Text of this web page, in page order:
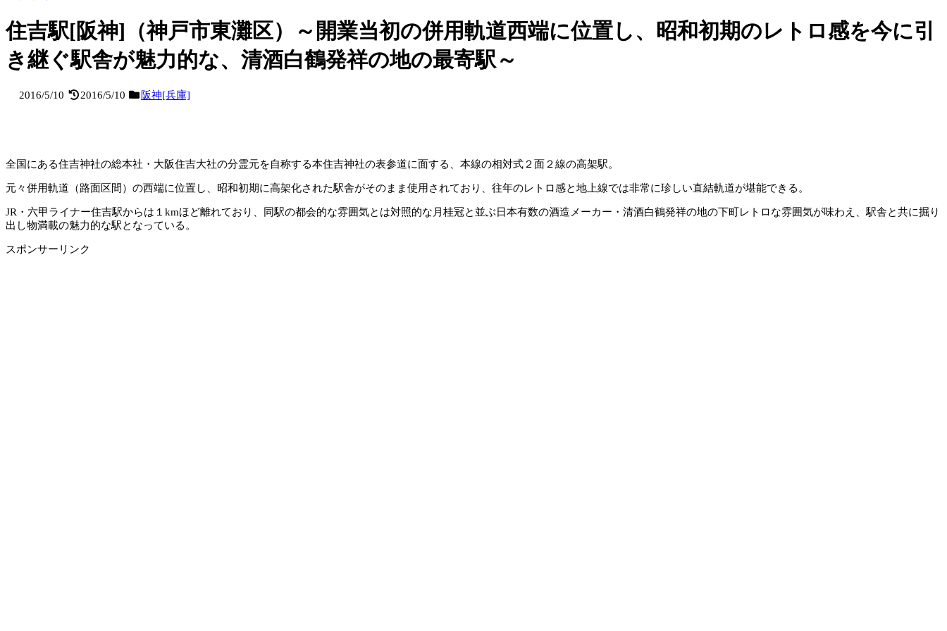
住吉駅[阪神]（神戸市東灘区）～開業当初の併用軌道西端に位置し、昭和初期のレトロ感を今に引
き継ぐ駅舎が魅力的な、清酒白鶴発祥の地の最寄駅～
2016/5/10 2016/5/10 阪神[兵庫]
全国にある住吉神社の総本社・大阪住吉大社の分霊元を自称する本住吉神社の表参道に面する、本線の相対式２面２線の高架駅。
元々併用軌道（路面区間）の西端に位置し、昭和初期に高架化された駅舎がそのまま使用されており、往年のレトロ感と地上線では非常に珍しい直結軌道が堪能できる。
JR・六甲ライナー住吉駅からは１kmほど離れており、同駅の都会的な雰囲気とは対照的な月桂冠と並ぶ日本有数の酒造メーカー・清酒白鶴発祥の地の下町レトロな雰囲気が味わえ、駅舎と共に掘り
出し物満載の魅力的な駅となっている。
スポンサーリンク